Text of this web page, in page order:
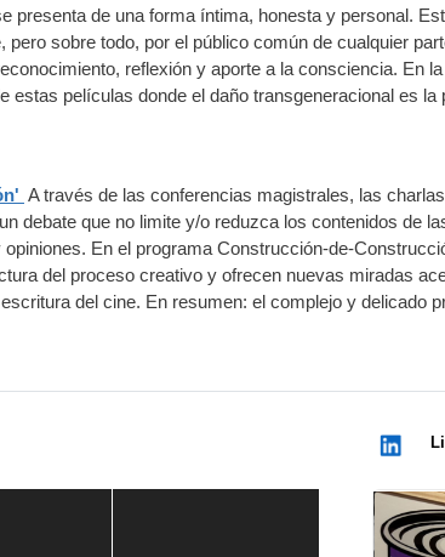
presenta de una forma íntima, honesta y personal.
sobre todo, por el público común de cualquier
reflexión y aporte a la consciencia. En
estas películas donde el daño transgeneracional es la
A través de las conferencias magistrales, las
debate que no limite y/o reduzca los contenidos de
En el programa Construcción-de-
del proceso creativo y ofrecen nuevas miradas
del cine. En resumen: el complejo y delicado